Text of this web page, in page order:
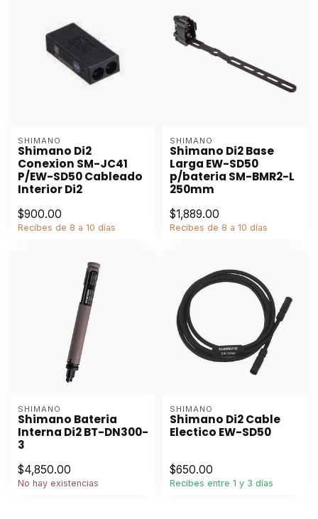
SHIMANO
Shimano Di2
Conexion SM-JC41
P/EW-SD50 Cableado
Interior Di2
$900.00
Recibes de 8 a 10 días
SHIMANO
Shimano Di2 Base
Larga EW-SD50
p/bateria SM-BMR2-L
250mm
$1,889.00
Recibes de 8 a 10 días
SHIMANO
Shimano Bateria
Interna Di2 BT-DN300-
3
$4,850.00
No hay existencias
SHIMANO
Shimano Di2 Cable
Electico EW-SD50
$650.00
Recibes entre 1 y 3 días